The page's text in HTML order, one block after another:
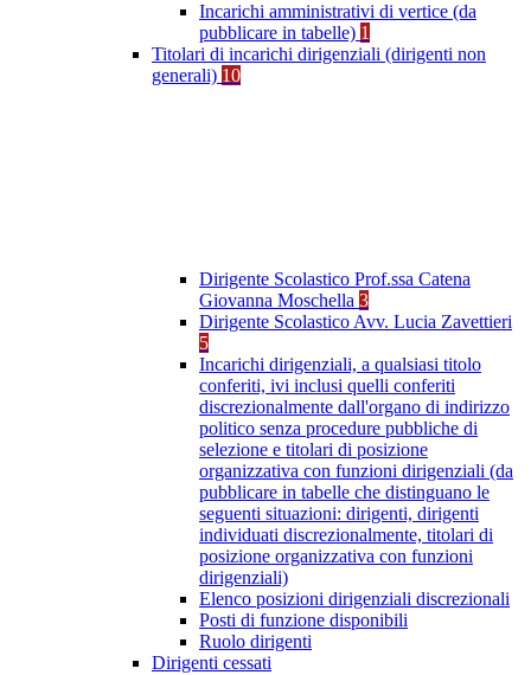
Incarichi amministrativi di vertice (da
pubblicare in tabelle) 1
Titolari di incarichi dirigenziali (dirigenti non
generali) 10
Dirigente Scolastico Prof.ssa Catena
Giovanna Moschella 3
Dirigente Scolastico Avv. Lucia Zavettieri
5
Incarichi dirigenziali, a qualsiasi titolo
conferiti, ivi inclusi quelli conferiti
discrezionalmente dall'organo di indirizzo
politico senza procedure pubbliche di
selezione e titolari di posizione
organizzativa con funzioni dirigenziali (da
pubblicare in tabelle che distinguano le
seguenti situazioni: dirigenti, dirigenti
individuati discrezionalmente, titolari di
posizione organizzativa con funzioni
dirigenziali)
Elenco posizioni dirigenziali discrezionali
Posti di funzione disponibili
Ruolo dirigenti
Dirigenti cessati